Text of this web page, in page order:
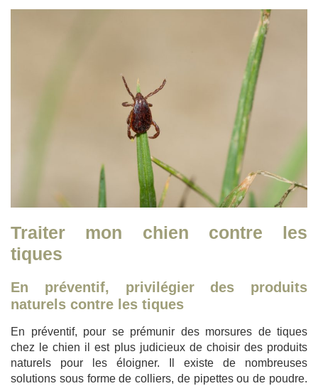
Traiter mon chien contre les
tiques
En préventif, privilégier des produits
naturels contre les tiques
En préventif, pour se prémunir des morsures de tiques
chez le chien il est plus judicieux de choisir des produits
naturels pour les éloigner. Il existe de nombreuses
solutions sous forme de colliers, de pipettes ou de poudre.